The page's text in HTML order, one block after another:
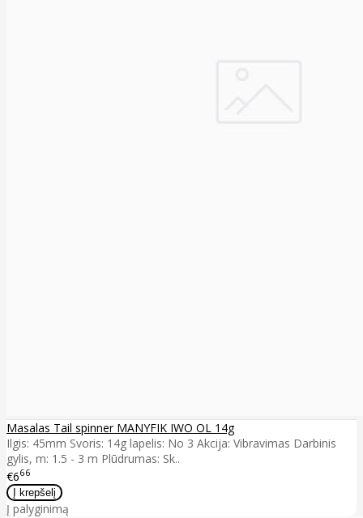
Masalas Tail spinner MANYFIK IWO OL 14g
Ilgis: 45mm Svoris: 14g lapelis: No 3 Akcija: Vibravimas Darbinis
gylis, m: 1.5 - 3 m Plūdrumas: Sk..
€666
Į palyginimą